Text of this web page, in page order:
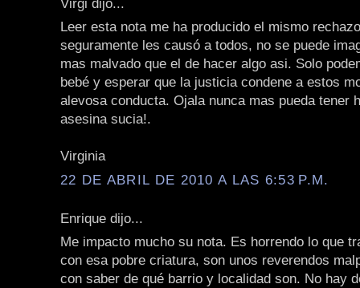
Leer esta nota me ha producido el mismo
seguramente les causó a todos, no se puede
mas malvado que el de hacer algo asi. Solo
bebé y esperar que la justicia condene a estos
alevosa conducta. Ojala nunca mas pueda tener
asesina sucia!.
Virginia
22 DE ABRIL DE 2010 A LAS 6:53 P.M.
Enrique dijo...
Me impacto mucho su nota. Es horrendo lo que
con esa pobre criatura, son unos reverendos
con saber de qué barrio y localidad son. No hay